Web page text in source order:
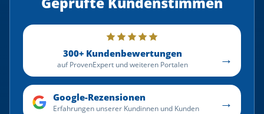
300+ Kundenbewertungen
auf ProvenExpert und weiteren Portalen →
Google-Rezensionen
Erfahrungen unserer Kundinnen und Kunden →